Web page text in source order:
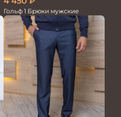
Гольф 1 Брюки мужские